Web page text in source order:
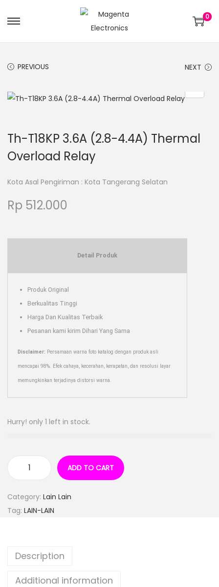
0
PREVIOUS NEXT
Th-T18KP 3.6A (2.8-4.4A) Thermal
Overload Relay
Kota Asal Pengiriman : Kota Tangerang Selatan
Rp 512.000
Detail Produk
Produk Original
Berkualitas Tinggi
Harga Dan Kualitas Terbaik
Pesanan kami kirim Dihari Yang Sama
Disclaimer: Persamaan warna foto katalog dengan produk asli
mencapai 98%. Efek cahaya, kecerahan, kerapatan, dan resolusi layar
memungkinkan terjadinya distorsi warna.
Hurry! only 1 left in stock.
ADD TO CART
Category: Lain Lain
Tag: LAIN-LAIN
Description
Additional information